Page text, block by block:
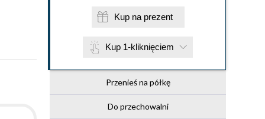
Kup na prezent
Kup 1-kliknięciem
Przenieś na półkę
Do przechowalni